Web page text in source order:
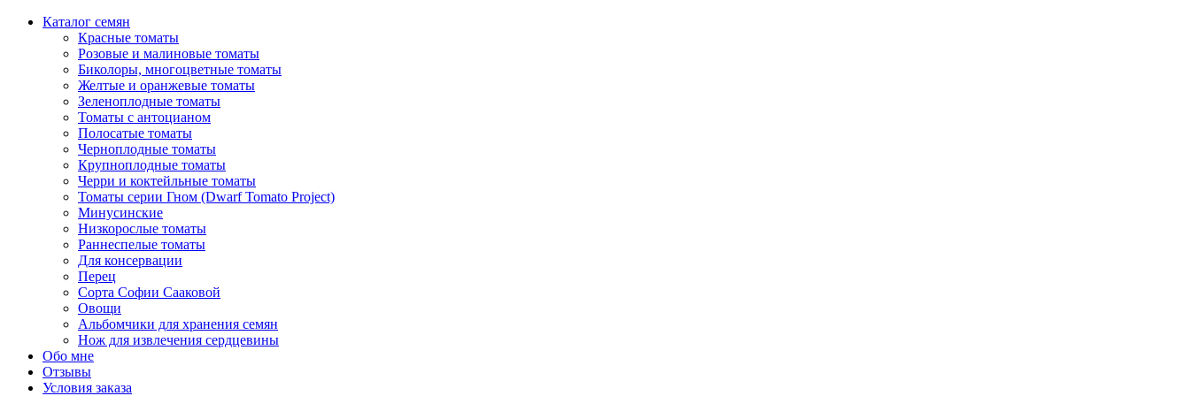
Каталог семян
Красные томаты
Розовые и малиновые томаты
Биколоры, многоцветные томаты
Желтые и оранжевые томаты
Зеленоплодные томаты
Томаты с антоцианом
Полосатые томаты
Черноплодные томаты
Крупноплодные томаты
Черри и коктейльные томаты
Томаты серии Гном (Dwarf Tomato Project)
Минусинские
Низкорослые томаты
Раннеспелые томаты
Для консервации
Перец
Сорта Софии Сааковой
Овощи
Альбомчики для хранения семян
Нож для извлечения сердцевины
Обо мне
Отзывы
Условия заказа